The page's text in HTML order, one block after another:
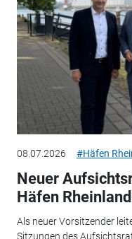
08.07.2026 #Häfen
Neuer
Häfen
Als neuer Vorsitzender
Sitzungen des